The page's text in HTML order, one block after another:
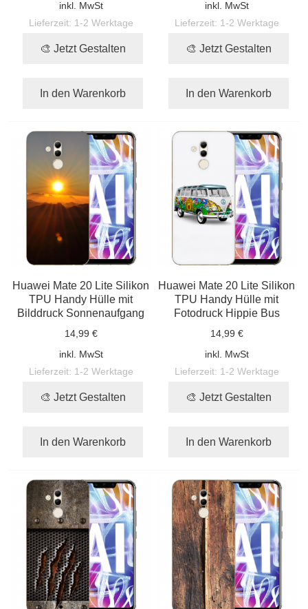
inkl. MwSt
Lieferzeit: 1-2 Werktage
🎨 Jetzt Gestalten
In den Warenkorb
inkl. MwSt
Lieferzeit: 1-2 Werktage
🎨 Jetzt Gestalten
In den Warenkorb
Huawei Mate 20 Lite Silikon
TPU Handy Hülle mit
Bilddruck Sonnenaufgang
14,99 €
inkl. MwSt
Lieferzeit: 1-2 Werktage
🎨 Jetzt Gestalten
In den Warenkorb
Huawei Mate 20 Lite Silikon
TPU Handy Hülle mit
Fotodruck Hippie Bus
14,99 €
inkl. MwSt
Lieferzeit: 1-2 Werktage
🎨 Jetzt Gestalten
In den Warenkorb